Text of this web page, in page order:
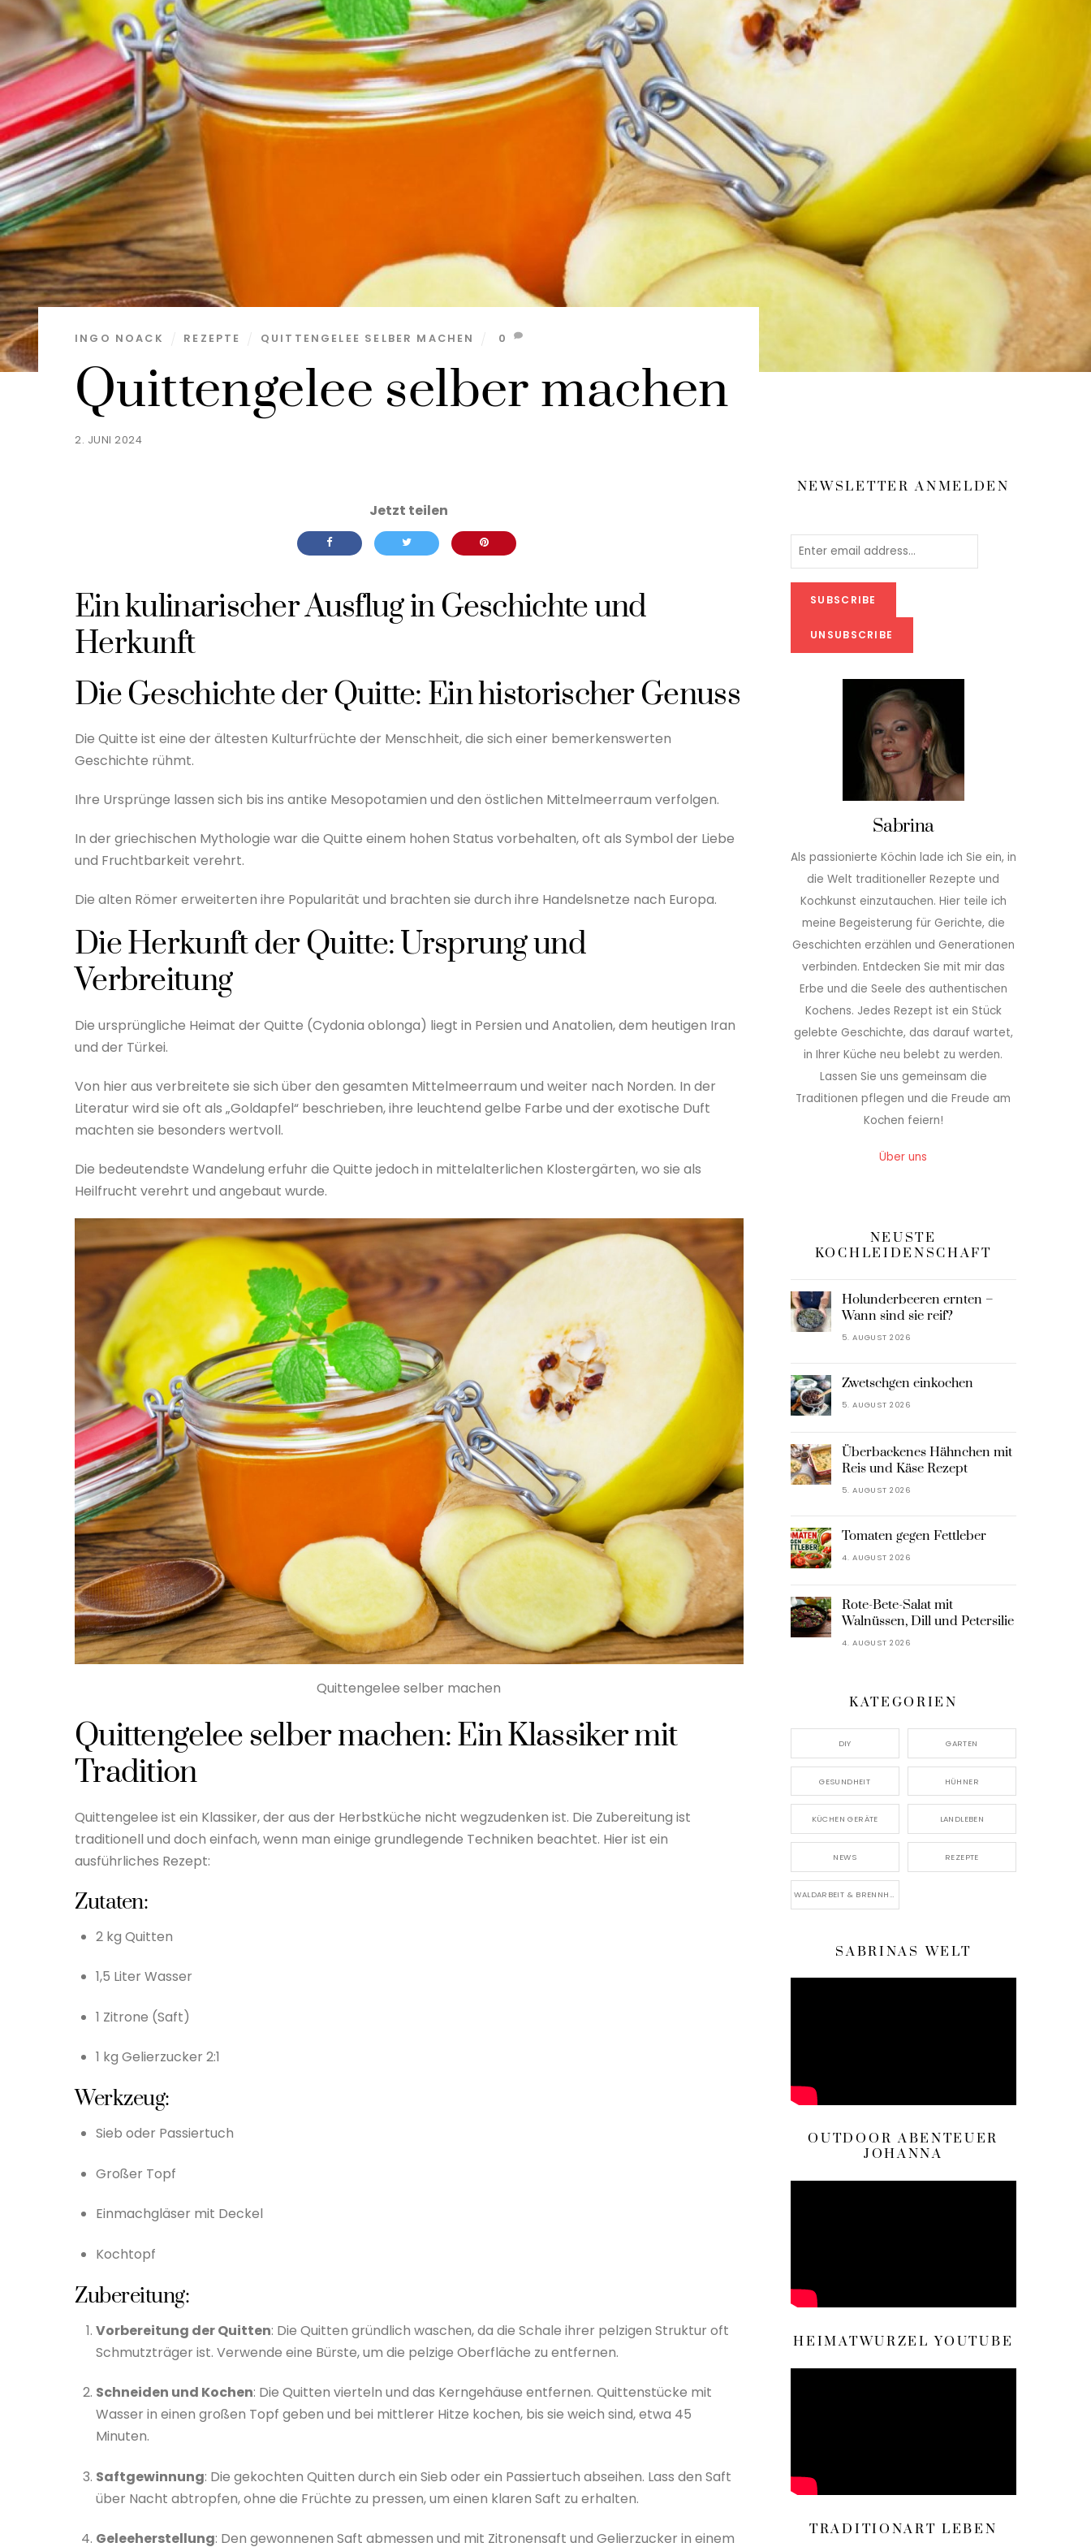
2. JUNI 2024
Quittengelee selber machen
INGO NOACK REZEPTE QUITTENGELEE SELBER MACHEN 0
Ein kulinarischer Ausflug in Geschichte und
Herkunft
Die Geschichte der Quitte: Ein historischer Genuss
Die Quitte ist eine der ältesten Kulturfrüchte der Menschheit, die sich einer bemerkenswerten
Geschichte rühmt.
Ihre Ursprünge lassen sich bis ins antike Mesopotamien und den östlichen Mittelmeerraum verfolgen.
In der griechischen Mythologie war die Quitte einem hohen Status vorbehalten, oft als Symbol der Liebe
und Fruchtbarkeit verehrt.
Die alten Römer erweiterten ihre Popularität und brachten sie durch ihre Handelsnetze nach Europa.
Die Herkunft der Quitte: Ursprung und
Verbreitung
Die ursprüngliche Heimat der Quitte (Cydonia oblonga) liegt in Persien und Anatolien, dem heutigen Iran
und der Türkei.
Von hier aus verbreitete sie sich über den gesamten Mittelmeerraum und weiter nach Norden. In der
Literatur wird sie oft als „Goldapfel“ beschrieben, ihre leuchtend gelbe Farbe und der exotische Duft
machten sie besonders wertvoll.
Die bedeutendste Wandelung erfuhr die Quitte jedoch in mittelalterlichen Klostergärten, wo sie als
Heilfrucht verehrt und angebaut wurde.
Quittengelee selber machen
Quittengelee selber machen: Ein Klassiker mit
Tradition
Quittengelee ist ein Klassiker, der aus der Herbstküche nicht wegzudenken ist. Die Zubereitung ist
traditionell und doch einfach, wenn man einige grundlegende Techniken beachtet. Hier ist ein
ausführliches Rezept:
Zutaten:
2 kg Quitten
1,5 Liter Wasser
1 Zitrone (Saft)
1 kg Gelierzucker 2:1
Werkzeug:
Sieb oder Passiertuch
Großer Topf
Einmachgläser mit Deckel
Kochtopf
Zubereitung:
Vorbereitung der Quitten: Die Quitten gründlich waschen, da die Schale ihrer pelzigen Struktur oft
Schmutzträger ist. Verwende eine Bürste, um die pelzige Oberfläche zu entfernen.
Schneiden und Kochen: Die Quitten vierteln und das Kerngehäuse entfernen. Quittenstücke mit
Wasser in einen großen Topf geben und bei mittlerer Hitze kochen, bis sie weich sind, etwa 45
Minuten.
Saftgewinnung: Die gekochten Quitten durch ein Sieb oder ein Passiertuch abseihen. Lass den Saft
über Nacht abtropfen, ohne die Früchte zu pressen, um einen klaren Saft zu erhalten.
Geleeherstellung: Den gewonnenen Saft abmessen und mit Zitronensaft und Gelierzucker in einem
NEWSLETTER ANMELDEN
Sabrina
Als passionierte Köchin lade ich Sie ein, in
die Welt traditioneller Rezepte und
Kochkunst einzutauchen. Hier teile ich
meine Begeisterung für Gerichte, die
Geschichten erzählen und Generationen
verbinden. Entdecken Sie mit mir das
Erbe und die Seele des authentischen
Kochens. Jedes Rezept ist ein Stück
gelebte Geschichte, das darauf wartet,
in Ihrer Küche neu belebt zu werden.
Lassen Sie uns gemeinsam die
Traditionen pflegen und die Freude am
Kochen feiern!
Über uns
NEUSTE
KOCHLEIDENSCHAFT
Holunderbeeren ernten –
Wann sind sie reif?
5. AUGUST 2026
Zwetschgen einkochen
5. AUGUST 2026
Überbackenes Hähnchen mit
Reis und Käse Rezept
5. AUGUST 2026
Tomaten gegen Fettleber
4. AUGUST 2026
Rote-Bete-Salat mit
Walnüssen, Dill und Petersilie
4. AUGUST 2026
KATEGORIEN
DIY GARTEN
GESUNDHEIT HÜHNER
KÜCHEN GERÄTE LANDLEBEN
NEWS REZEPTE
WALDARBEIT & BRENNHOLZ
SABRINAS WELT
OUTDOOR ABENTEUER
JOHANNA
HEIMATWURZEL YOUTUBE
TRADITIONART LEBEN